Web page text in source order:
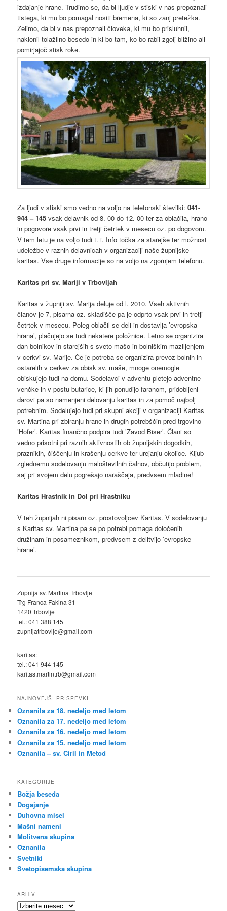
izdajanje hrane. Trudimo se, da bi ljudje v stiski v nas prepoznali
tistega, ki mu bo pomagal nositi bremena, ki so zanj pretežka.
Želimo, da bi v nas prepoznali človeka, ki mu bo prisluhnil,
naklonil tolažilno besedo in ki bo tam, ko bo rabil zgolj bližino ali
pomirjajoč stisk roke.
Za ljudi v stiski smo vedno na voljo na telefonski številki:041-
944 – 145 vsak delavnik od 8. 00 do 12. 00 ter za oblačila, hrano
in pogovore vsak prvi in tretji četrtek v mesecu oz. po dogovoru.
V tem letu je na voljo tudi t. i. Info točka za starejše ter možnost
udeležbe v raznih delavnicah v organizaciji naše župnijske
karitas. Vse druge informacije so na voljo na zgornjem telefonu.
Karitas pri sv. Mariji v Trbovljah
Karitas v župniji sv. Marija deluje od l. 2010. Vseh aktivnih
članov je 7, pisarna oz. skladišče pa je odprto vsak prvi in tretji
četrtek v mesecu. Poleg oblačil se deli in dostavlja ’evropska
hrana’, plačujejo se tudi nekatere položnice. Letno se organizira
dan bolnikov in starejših s sveto mašo in bolniškim maziljenjem
v cerkvi sv. Marije. Če je potreba se organizira prevoz bolnih in
ostarelih v cerkev za obisk sv. maše, mnoge onemogle
obiskujejo tudi na domu. Sodelavci v adventu pletejo adventne
venčke in v postu butarice, ki jih ponudijo faranom, pridobljeni
darovi pa so namenjeni delovanju karitas in za pomoč najbolj
potrebnim. Sodelujejo tudi pri skupni akciji v organizaciji Karitas
sv. Martina pri zbiranju hrane in drugih potrebščin pred trgovino
’Hofer’. Karitas finančno podpira tudi ’Zavod Biser’. Člani so
vedno prisotni pri raznih aktivnostih ob župnijskih dogodkih,
praznikih, čiščenju in krašenju cerkve ter urejanju okolice. Kljub
zglednemu sodelovanju maloštevilnih čalnov, občutijo problem,
saj pri svojem delu pogrešajo naraščaja, predvsem mladine!
Karitas Hrastnik in Dol pri Hrastniku
V teh župnijah ni pisarn oz. prostovoljcev Karitas. V sodelovanju
s Karitas sv. Martina pa se po potrebi pomaga določenih
družinam in posameznikom, predvsem z delitvijo ’evropske
hrane’.
Župnija sv. Martina Trbovlje
Trg Franca Fakina 31
1420 Trbovlje
tel.: 041 388 145
zupnijatrbovlje@gmail.com
karitas:
tel.: 041 944 145
karitas.martintrb@gmail.com
NAJNOVEJŠI PRISPEVKI
Oznanila za 18. nedeljo med letom
Oznanila za 17. nedeljo med letom
Oznanila za 16. nedeljo med letom
Oznanila za 15. nedeljo med letom
Oznanila – sv. Ciril in Metod
KATEGORIJE
Božja beseda
Dogajanje
Duhovna misel
Mašni nameni
Molitvena skupina
Oznanila
Svetniki
Svetopisemska skupina
ARHIV
Arhiv